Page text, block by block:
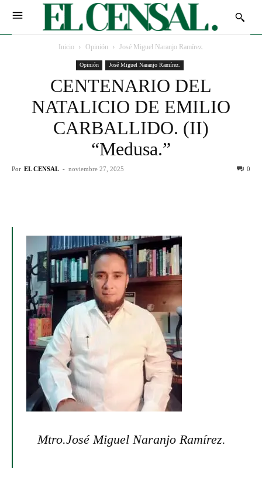
Inicio Opinión José Miguel Naranjo Ramírez.
Opinión José Miguel Naranjo Ramírez.
CENTENARIO DEL
NATALICIO DE EMILIO
CARBALLIDO. (II)
“Medusa.”
Por EL CENSAL - noviembre 27, 2025 0
Mtro.José Miguel Naranjo Ramírez.